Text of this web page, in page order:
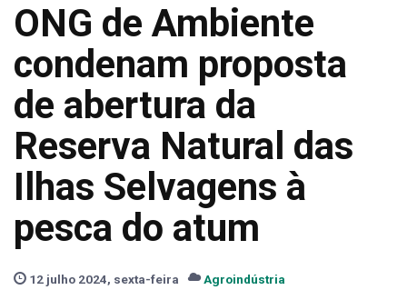
ONG de Ambiente
condenam proposta
de abertura da
Reserva Natural das
Ilhas Selvagens à
pesca do atum
12 julho 2024, sexta-feira Agroindústria